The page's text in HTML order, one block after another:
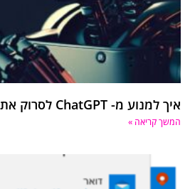
איך למנוע מ- ChatGPT לסרוק את האתר שלי?
המשך קריאה »